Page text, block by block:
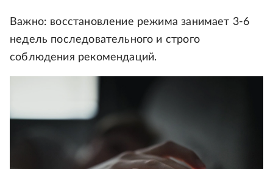
Важно: восстановление режима занимает 3-6
недель последовательного и строго
соблюдения рекомендаций.